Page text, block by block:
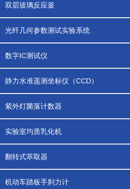
双层玻璃反应釜
光纤几何参数测试实验系统
数字IC测试仪
静力水准遥测坐标仪（CCD）
紫外灯菌落计数器
实验室均质乳化机
翻转式萃取器
机动车踏板手刹力计